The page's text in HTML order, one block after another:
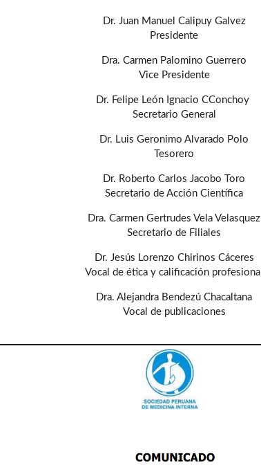
Dr. Juan Manuel Calipuy Galvez
Presidente
Dra. Carmen Palomino Guerrero
Vice Presidente
Dr. Felipe León Ignacio CConchoy
Secretario General
Dr. Luis Geronimo Alvarado Polo
Tesorero
Dr. Roberto Carlos Jacobo Toro
Secretario de Acción Científica
Dra. Carmen Gertrudes Vela Velasquez
Secretario de Filiales
Dr. Jesús Lorenzo Chirinos Cáceres
Vocal de ética y calificación profesional
Dra. Alejandra Bendezú Chacaltana
Vocal de publicaciones